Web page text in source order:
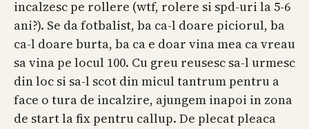
incalzesc pe rollere (wtf, rolere si spd-uri la 5-6
ani?). Se da fotbalist, ba ca-l doare piciorul, ba
ca-l doare burta, ba ca e doar vina mea ca vreau
sa vina pe locul 100. Cu greu reusesc sa-l urmesc
din loc si sa-l scot din micul tantrum pentru a
face o tura de incalzire, ajungem inapoi in zona
de start la fix pentru callup. De plecat pleaca